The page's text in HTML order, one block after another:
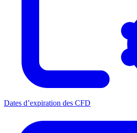
Dates d’expiration des CFD